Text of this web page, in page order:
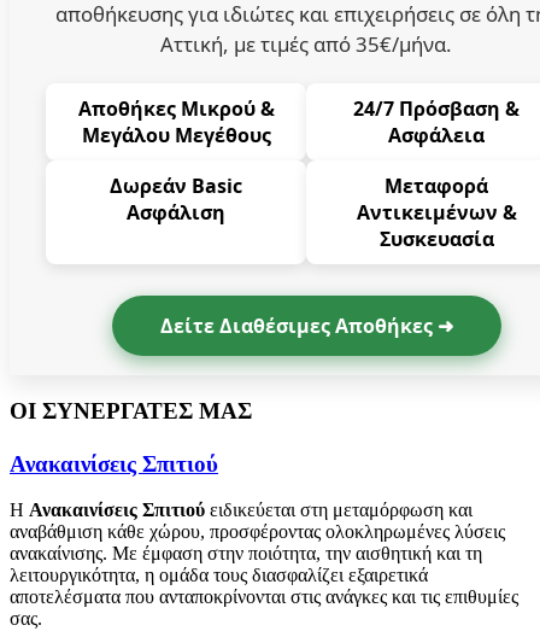
αποθήκευσης για ιδιώτες και επιχειρήσεις σε όλη
Αττική, με τιμές από 35€/μήνα.
Αποθήκες Μικρού &
Μεγάλου Μεγέθους
24/7 Πρόσβαση &
Ασφάλεια
Δωρεάν Basic
Ασφάλιση
Μεταφορά
Αντικειμένων &
Συσκευασία
Δείτε Διαθέσιμες Αποθήκες ➜
ΟΙ ΣΥΝΕΡΓΑΤΕΣ ΜΑΣ
Ανακαινίσεις Σπιτιού
Η Ανακαινίσεις Σπιτιού ειδικεύεται στη μεταμόρφωση και
αναβάθμιση κάθε χώρου, προσφέροντας ολοκληρωμένες λύσεις
ανακαίνισης. Με έμφαση στην ποιότητα, την αισθητική και τη
λειτουργικότητα, η ομάδα τους διασφαλίζει εξαιρετικά
αποτελέσματα που ανταποκρίνονται στις ανάγκες και τις επιθυμίες
σας.